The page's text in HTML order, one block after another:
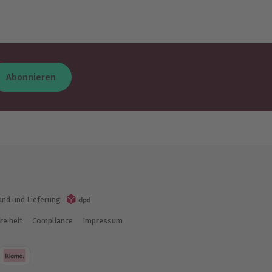
Abonnieren
und Lieferung
Compliance Impressum